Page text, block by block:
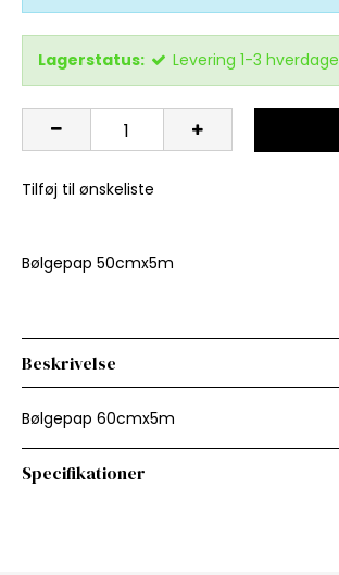
Lagerstatus: Levering 1-3 hverdage
Tilføj til ønskeliste
Bølgepap 50cmx5m
Beskrivelse
Bølgepap 60cmx5m
Specifikationer